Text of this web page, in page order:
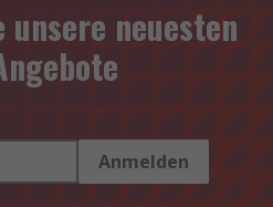
neuesten
Anmelden